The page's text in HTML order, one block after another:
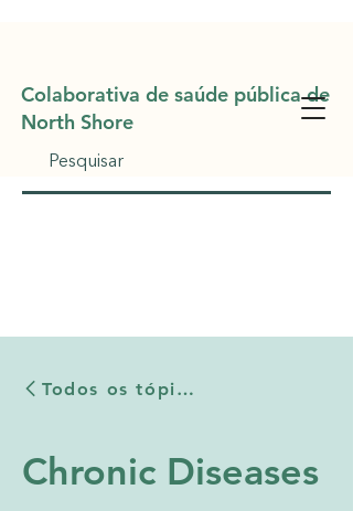
Colaborativa de saúde pública de
North Shore
Todos os tópicos
Chronic Diseases